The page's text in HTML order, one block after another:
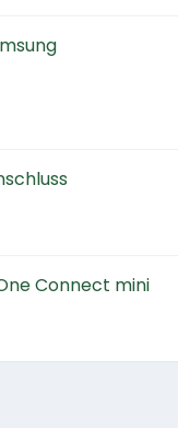
Connect mini